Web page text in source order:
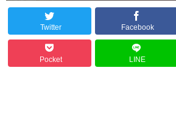
Twitter Facebook
Pocket LINE